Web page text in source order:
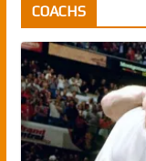
COACHS